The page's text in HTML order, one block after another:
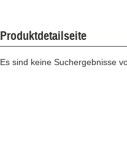
Produktdetailseite
Es sind keine Suchergebnisse